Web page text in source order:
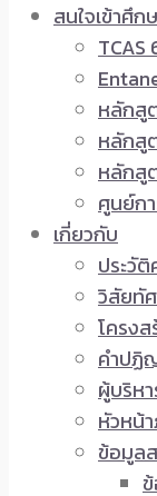
สนใจเข้าศึก
TCAS
หลักสู
หลักสู
หลักสู
ศูนย์ก
เกี่ยวกับ
ประวัติ
วิสัยทั
โครง
คำปฏิ
ผู้บริห
หัวหน้
ข้อมูล